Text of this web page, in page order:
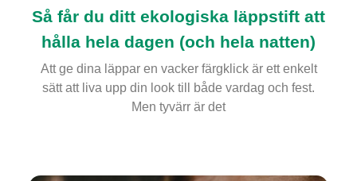
Så får du ditt ekologiska läppstift att
hålla hela dagen (och hela natten)
Att ge dina läppar en vacker färgklick är ett enkelt
sätt att liva upp din look till både vardag och fest.
Men tyvärr är det